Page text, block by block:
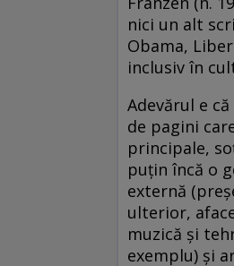
nici un alt
Obama,
inclusiv în
Adevărul e
de pagini
principale,
puţin încă o
externă
ulterior,
muzică şi
exemplu) şi